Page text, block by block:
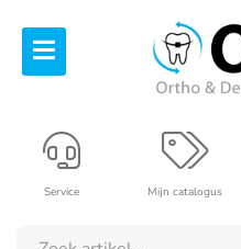
Mijn catalogus
Service